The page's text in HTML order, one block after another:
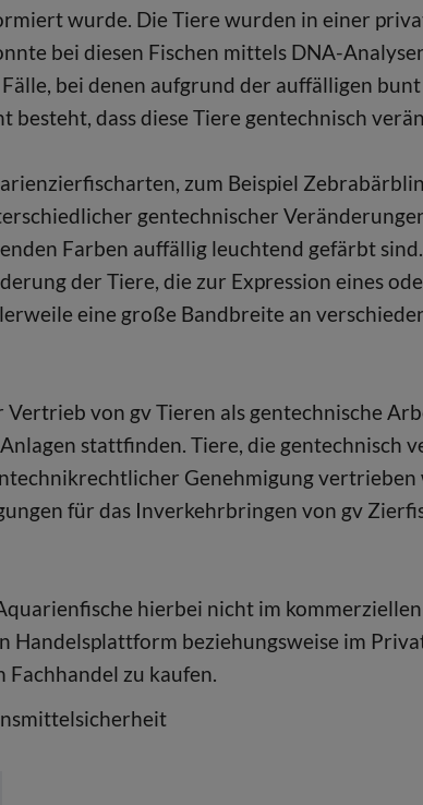
wurde. Die Tiere wurden in einer
bei diesen Fischen mittels DNA-
bei denen aufgrund der auffälligen
dass diese Tiere gentechnisch
zum Beispiel
gentechnischer
Farben auffällig leuchtend gefärbt
der Tiere, die zur Expression eines
eine große Bandbreite an
von gv Tieren als gentechnische
stattfinden. Tiere, die gentechnisch
Genehmigung vertrieben
für das Inverkehrbringen von gv
hierbei nicht im kommerziellen
Handelsplattform beziehungsweise im
zu kaufen.